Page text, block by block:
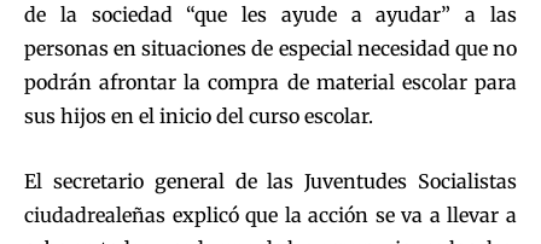
de la sociedad “que les ayude a ayudar” a las
personas en situaciones de especial necesidad que no
podrán afrontar la compra de material escolar para
sus hijos en el inicio del curso escolar.
El secretario general de las Juventudes Socialistas
ciudadrealeñas explicó que la acción se va a llevar a